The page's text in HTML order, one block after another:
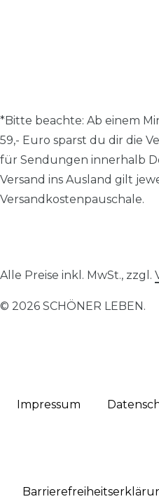
*Bitte beachte: Ab einem
59,- Euro sparst du dir die
für Sendungen innerhalb
Versand ins Ausland gilt
Versandkostenpauschale.
Alle Preise inkl. MwSt., zzgl.
© 2026 SCHÖNER LEBEN.
Impressum